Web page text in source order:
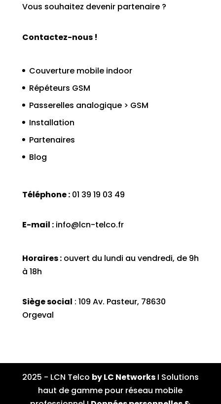
Vous souhaitez devenir partenaire ?
Contactez-nous !
Couverture mobile indoor
Répéteurs GSM
Passerelles analogique > GSM
Installation
Partenaires
Blog
Téléphone : 01 39 19 03 49
E-mail : info@lcn-telco.fr
Horaires :ouvert du lundi au vendredi, de 9h
à 18h
Siège social : 109 Av. Pasteur, 78630
Orgeval
2025 - LCN Telco by LC NetworksI Solutions
haut de gamme pour réseau mobile